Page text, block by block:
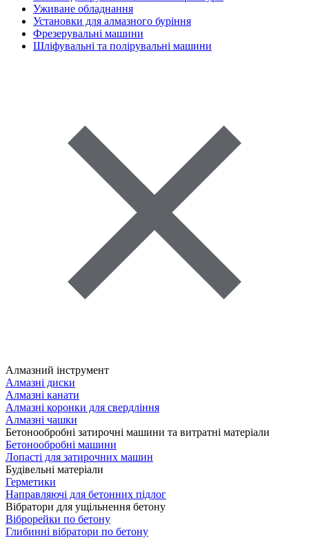
Уживане обладнання
Установки для алмазного буріння
Фрезерувальні машини
Шліфувальні та полірувальні машини
Алмазний інструмент
Алмазні диски
Алмазні канати
Алмазні коронки для свердління
Алмазні чашки
Бетонообробні затирочні машини та витратні матеріали
Бетонообробні машини
Лопасті для затирочних машин
Будівельні матеріали
Герметики
Направляючі для бетонних підлог
Вібратори для ущільнення бетону
Віброрейки по бетону
Глибинні вібратори по бетону